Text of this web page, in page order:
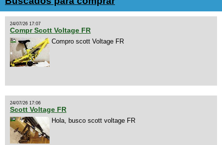
24/07/26 17:07
Compr Scott Voltage FR
Compro scott Voltage FR
24/07/26 17:06
Scott Voltage FR
Hola, busco scott voltage FR